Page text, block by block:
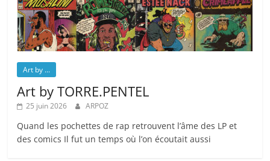
Art by ...
Art by TORRE.PENTEL
25 juin 2026 ARPOZ
Quand les pochettes de rap retrouvent l’âme des LP et
des comics Il fut un temps où l’on écoutait aussi